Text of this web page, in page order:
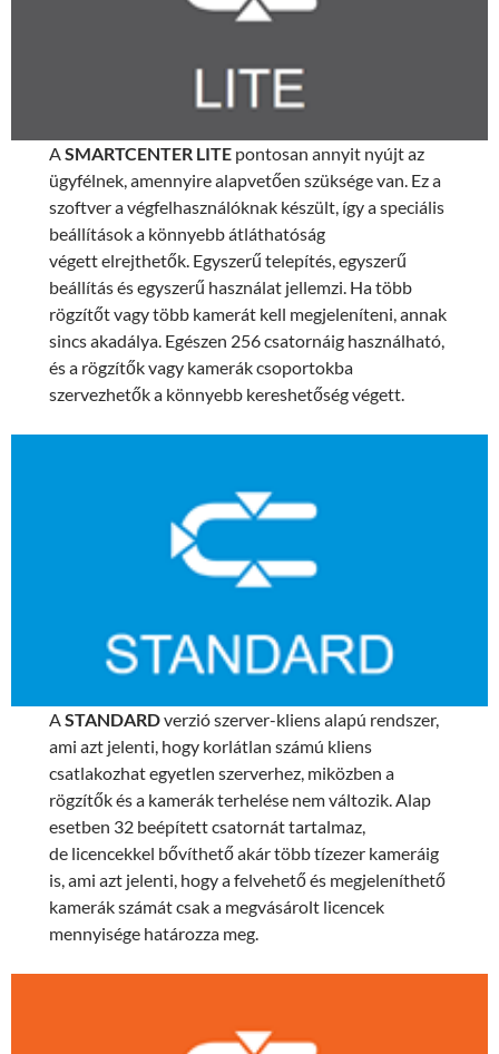
ASMARTCENTER LITE pontosan annyit nyújt az
ügyfélnek, amennyire alapvetően szüksége van. Ez a
szoftver a végfelhasználóknak készült, így a speciális
beállítások a könnyebb átláthatóság
végett elrejthetők. Egyszerű telepítés, egyszerű
beállítás és egyszerű használat jellemzi. Ha több
rögzítőt vagy több kamerát kell megjeleníteni, annak
sincs akadálya. Egészen 256 csatornáig használható,
és a rögzítők vagy kamerák csoportokba
szervezhetők a könnyebb kereshetőség végett.
ASTANDARDverzió szerver-kliens alapú rendszer,
ami azt jelenti, hogy korlátlan számú kliens
csatlakozhat egyetlen szerverhez, miközben a
rögzítők és a kamerák terhelése nem változik. Alap
esetben 32 beépített csatornát tartalmaz,
de licencekkel bővíthető akár több tízezer kameráig
is, ami azt jelenti, hogy a felvehető és megjeleníthető
kamerák számát csak a megvásárolt licencek
mennyisége határozza meg.